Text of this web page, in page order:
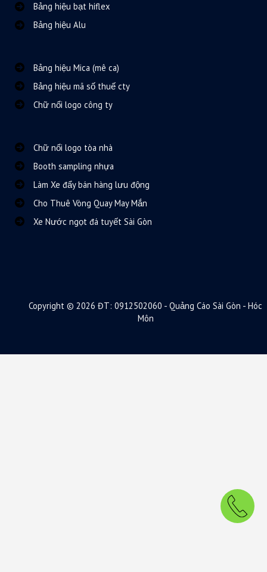
Bảng hiệu bạt hiflex
Bảng hiệu Alu
Bảng hiệu Mica (mê ca)
Bảng hiệu mã số thuế cty
Chữ nổi logo công ty
Chữ nổi logo tòa nhà
Booth sampling nhựa
Làm Xe đẩy bán hàng lưu động
Cho Thuê Vòng Quay May Mắn
Xe Nước ngọt đá tuyết Sài Gòn
Copyright © 2026 ĐT: 0912502060 - Quảng Cáo Sài Gòn - Hóc
Môn